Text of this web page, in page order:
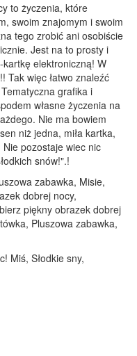
to życzenia, które
swoim znajomym i swoim
tego zrobić ani osobiście
Jest na to prosty i
elektroniczną! W
Tak więc łatwo znaleźć
grafika i
własne życzenia na
Nie ma bowiem
niż jedna, miła kartka,
pozostaje wiec nic
snów!".!
zabawka, Misie,
dobrej nocy,
piękny obrazek dobrej
Pluszowa zabawka,
Miś, Słodkie sny,